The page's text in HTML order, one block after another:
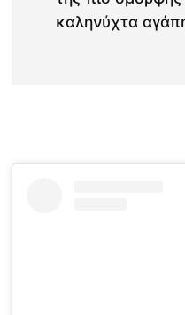
καληνύχτα